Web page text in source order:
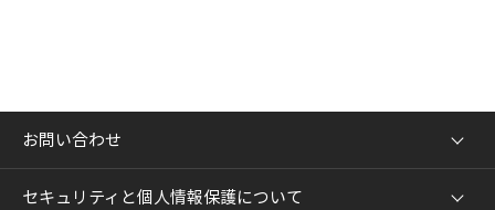
お問い合わせ
セキュリティと個人情報保護について